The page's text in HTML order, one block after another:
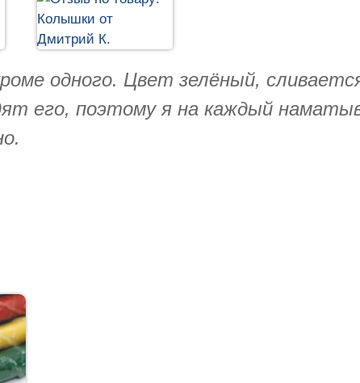
одного. Цвет зелёный,
его, поэтому я на каждый